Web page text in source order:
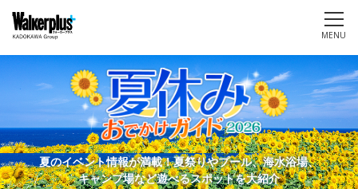
MENU
夏のイベント情報が満載！夏祭りやプール、海水浴場、
キャンプ場など遊べるスポットを大紹介